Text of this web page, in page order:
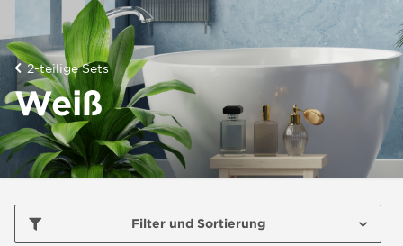
2-teilige Sets
Weiß
Filter und Sortierung